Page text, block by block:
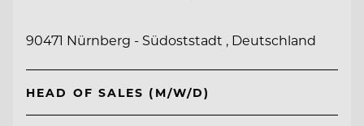
90471 Nürnberg - Südoststadt , Deutschland
HEAD OF SALES (M/W/D)